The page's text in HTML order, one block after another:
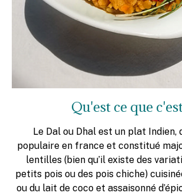
Qu'est ce que
Le Dal ou Dhal est un plat Indien,
populaire en france et constitué
lentilles (bien qu’il existe des
petits pois ou des pois chiche)
ou du lait de coco et assaisonné